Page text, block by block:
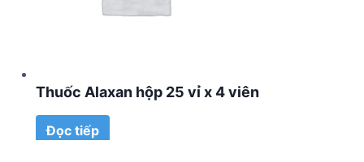
Thuốc Alaxan hộp 25 vỉ x 4 viên
Đọc tiếp